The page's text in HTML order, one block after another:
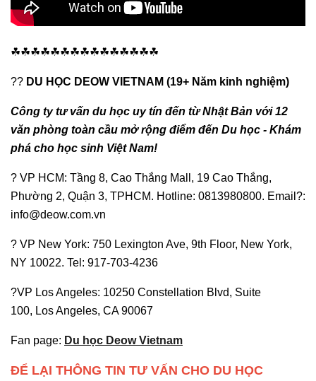
☘☘☘☘☘☘☘☘☘☘☘☘☘☘☘
?? DU HỌC DEOW VIETNAM (19+ Năm kinh nghiệm)
Công ty tư vấn du học uy tín đến từ Nhật Bản với 12
văn phòng toàn cầu mở rộng điểm đến Du học - Khám
phá cho học sinh Việt Nam!
? VP HCM: Tầng 8, Cao Thắng Mall, 19 Cao Thắng,
Phường 2, Quận 3, TPHCM. Hotline: 0813980800. Email?:
info@deow.com.vn
? VP New York: 750 Lexington Ave, 9th Floor, New York,
NY 10022. Tel: 917-703-4236
?VP Los Angeles: 10250 Constellation Blvd, Suite
100, Los Angeles, CA 90067
Fan page: Du học Deow Vietnam
ĐỂ LẠI THÔNG TIN TƯ VẤN CHO DU HỌC